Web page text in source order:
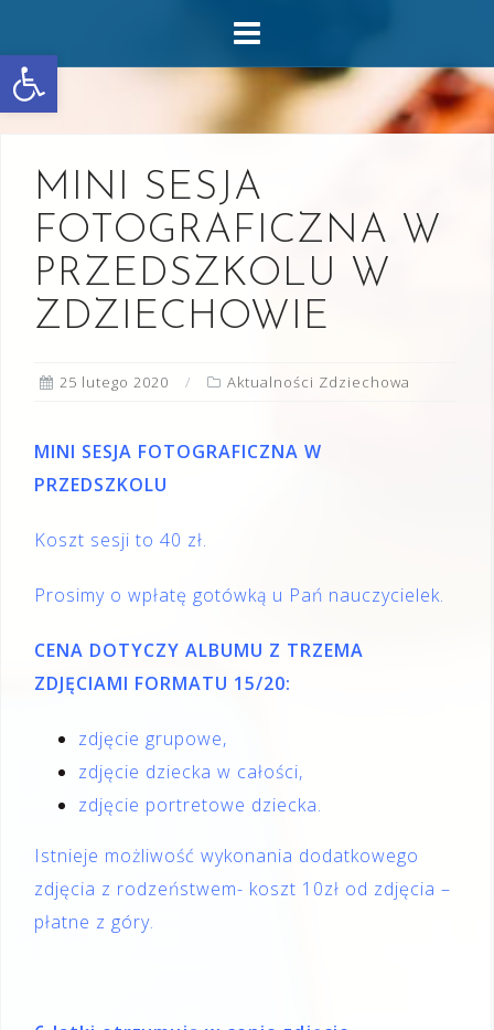
Otwórz pasek narzędzi
content
MINI SESJA
FOTOGRAFICZNA W
PRZEDSZKOLU W
ZDZIECHOWIE
25 lutego 2020 Aktualności Zdziechowa
MINI SESJA FOTOGRAFICZNA W
PRZEDSZKOLU
Koszt sesji to 40 zł.
Prosimy o wpłatę gotówką u Pań nauczycielek.
CENA DOTYCZY ALBUMU Z TRZEMA
ZDJĘCIAMI FORMATU 15/20:
zdjęcie grupowe,
zdjęcie dziecka w całości,
zdjęcie portretowe dziecka.
Istnieje możliwość wykonania dodatkowego
zdjęcia z rodzeństwem- koszt 10zł od zdjęcia –
płatne z góry.